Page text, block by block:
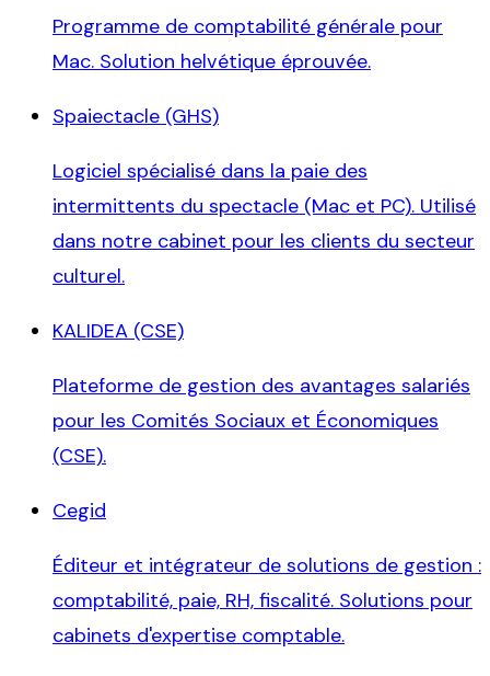
Programme de comptabilité générale pour
Mac. Solution helvétique éprouvée.
Spaiectacle (GHS)
Logiciel spécialisé dans la paie des
intermittents du spectacle (Mac et PC). Utilisé
dans notre cabinet pour les clients du secteur
culturel.
KALIDEA (CSE)
Plateforme de gestion des avantages salariés
pour les Comités Sociaux et Économiques
(CSE).
Cegid
Éditeur et intégrateur de solutions de gestion :
comptabilité, paie, RH, fiscalité. Solutions pour
cabinets d'expertise comptable.